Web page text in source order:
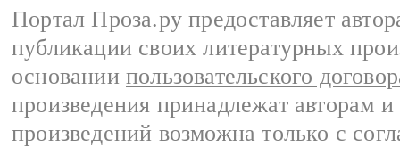
Портал Проза.ру предоставляет
публикации своих литературных
основании пользовательского
произведения принадлежат авторам
произведений возможна только с